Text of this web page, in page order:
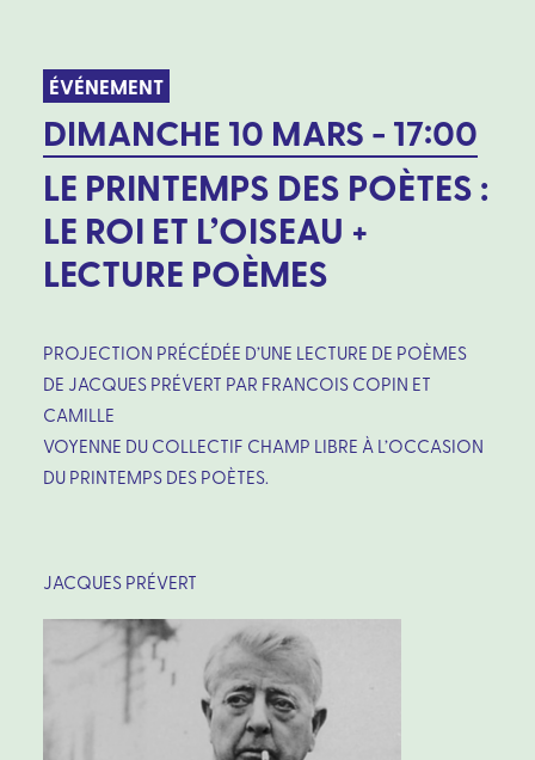
ÉVÉNEMENT
DIMANCHE 10 MARS - 17:00
LE PRINTEMPS DES POÈTES :
LE ROI ET L’OISEAU +
LECTURE POÈMES
PROJECTION PRÉCÉDÉE D’UNE LECTURE DE POÈMES
DE JACQUES PRÉVERT PAR FRANCOIS COPIN ET
CAMILLE
VOYENNE DU COLLECTIF CHAMP LIBRE À L’OCCASION
DU PRINTEMPS DES POÈTES.
JACQUES PRÉVERT